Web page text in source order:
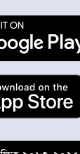
দাবানল
বিধ্বস্ত,
সর্বোচ্চ
মজুদ করবেন :